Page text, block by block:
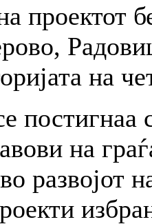
проектот
на
постигнаа
на
развојот